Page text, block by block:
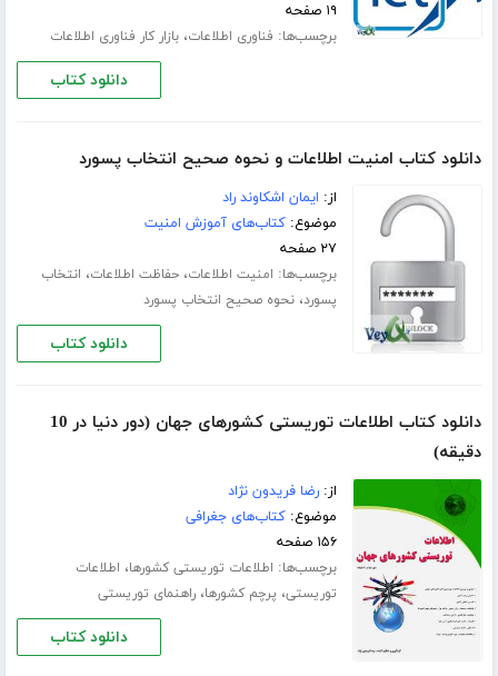
۱۹ صفحه
برچسب‌ها: فناوری اطلاعات،بازار کار فناوری اطلاعات
دانلود کتاب
دانلود کتاب امنیت اطلاعات و نحوه صحیح انتخاب پسورد
از: ایمان اشکاوند راد
موضوع:کتاب‌های آموزش امنیت
۲۷ صفحه
برچسب‌ها: امنیت اطلاعات،حفاظت اطلاعات، انتخاب
پسورد،نحوه صحیح انتخاب پسورد
دانلود کتاب
دانلود کتاب اطلاعات توریستی کشورهای جهان (دور دنیا در 10
دقیقه)
از:رضا فریدون نژاد
موضوع:کتاب‌های جغرافی
۱۵۶ صفحه
برچسب‌ها: اطلاعات توریستی کشورها، اطلاعات
توریستی، پرچم کشورها،راهنمای توریستی
دانلود کتاب